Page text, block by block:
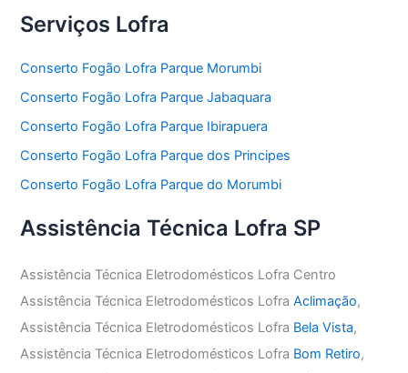
Serviços Lofra
Conserto Fogão Lofra Parque Morumbi
Conserto Fogão Lofra Parque Jabaquara
Conserto Fogão Lofra Parque Ibirapuera
Conserto Fogão Lofra Parque dos Principes
Conserto Fogão Lofra Parque do Morumbi
Assistência Técnica Lofra SP
Assistência Técnica Eletrodomésticos Lofra Centro
Assistência Técnica Eletrodomésticos LofraAclimação,
Assistência Técnica Eletrodomésticos Lofra Bela Vista,
Assistência Técnica Eletrodomésticos Lofra Bom Retiro,